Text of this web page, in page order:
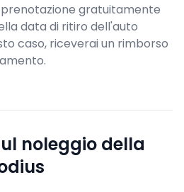
gratuitamente
data di ritiro dell'auto
caso, riceverai un rimborso
noleggio della